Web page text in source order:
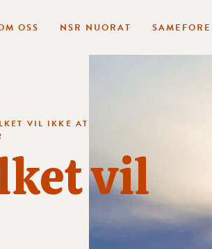
OSS NSR NUORAT
VIL IKKE AT
vil